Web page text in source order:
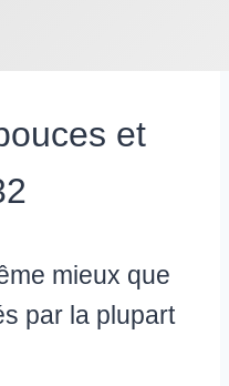
et
mieux que
par la plupart